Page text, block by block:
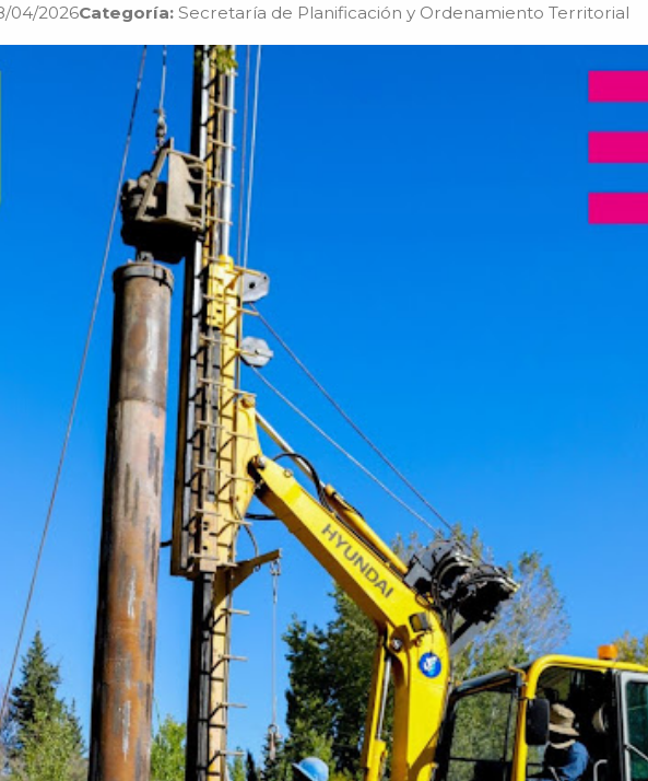
04/2026Categoría:Secretaría de Planificación y Ordenamiento Territorial